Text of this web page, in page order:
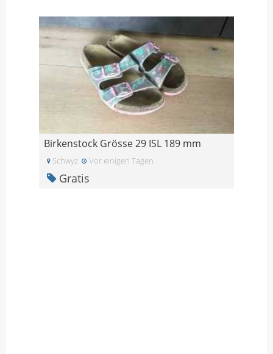
Birkenstock Grösse 29 ISL 189 mm
Schwyz Vor einigen Tagen
Gratis